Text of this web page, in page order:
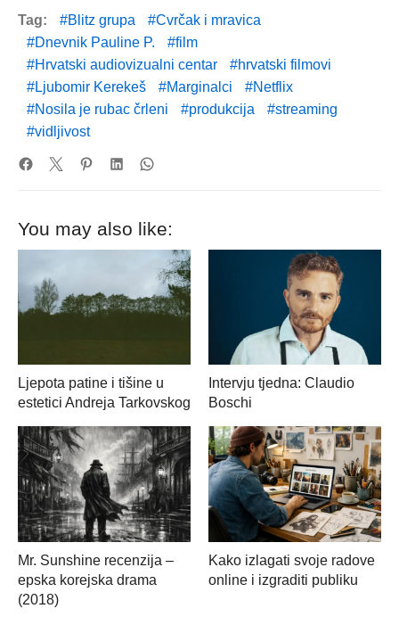
Tag: Blitz grupa
Cvrčak i mravica
Dnevnik Pauline P.
film
Hrvatski audiovizualni centar
hrvatski filmovi
Ljubomir Kerekeš
Marginalci
Netflix
Nosila je rubac črleni
produkcija
streaming
vidljivost
You may also like:
Ljepota patine i tišine u
estetici Andreja Tarkovskog
Intervju tjedna: Claudio
Boschi
Mr. Sunshine recenzija –
epska korejska drama
(2018)
Kako izlagati svoje radove
online i izgraditi publiku